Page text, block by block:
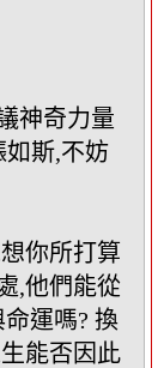
神奇力量
如斯,不妨
你所打算
,他們能從
運嗎? 換
能否因此